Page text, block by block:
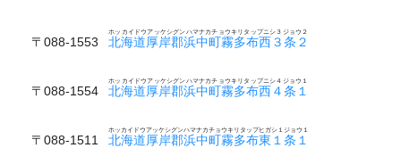
〒088-1553 北海道厚岸郡浜中町霧多布西３条２
ホッカイドウアッケシグンハマナカチョウキリタップニシ３ジョウ２
〒088-1554 北海道厚岸郡浜中町霧多布西４条１
ホッカイドウアッケシグンハマナカチョウキリタップニシ４ジョウ１
〒088-1511 北海道厚岸郡浜中町霧多布東１条１
ホッカイドウアッケシグンハマナカチョウキリタップヒガシ１ジョウ１